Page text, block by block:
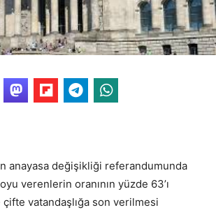
anayasa değişikliği referandumunda
oyu verenlerin oranının yüzde 63’ı
çifte vatandaşlığa son verilmesi